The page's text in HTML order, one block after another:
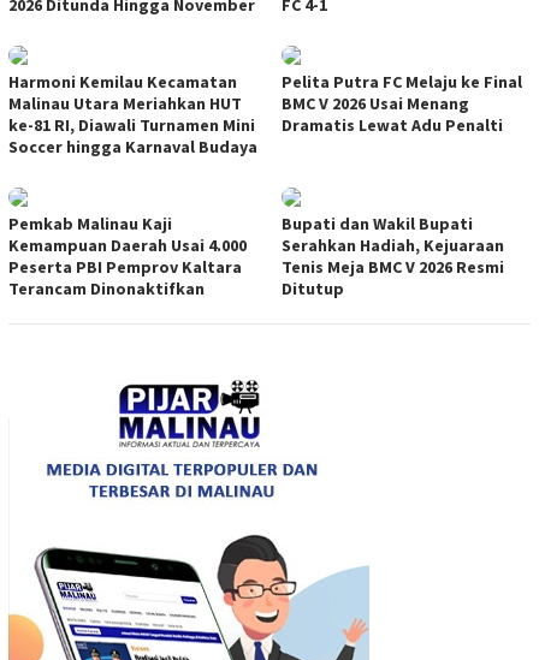
2026 Ditunda Hingga November FC 4-1
Harmoni Kemilau Kecamatan
Malinau Utara Meriahkan HUT
ke-81 RI, Diawali Turnamen Mini
Soccer hingga Karnaval Budaya
Pelita Putra FC Melaju ke Final
BMC V 2026 Usai Menang
Dramatis Lewat Adu Penalti
Pemkab Malinau Kaji
Kemampuan Daerah Usai 4.000
Peserta PBI Pemprov Kaltara
Terancam Dinonaktifkan
Bupati dan Wakil Bupati
Serahkan Hadiah, Kejuaraan
Tenis Meja BMC V 2026 Resmi
Ditutup